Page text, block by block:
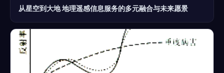
从星空到大地 地理遥感信息服务的多元融合与未来愿景